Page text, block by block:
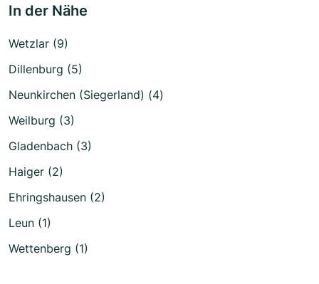
In der Nähe
Wetzlar (9)
Dillenburg (5)
Neunkirchen (Siegerland) (4)
Weilburg (3)
Gladenbach (3)
Haiger (2)
Ehringshausen (2)
Leun (1)
Wettenberg (1)